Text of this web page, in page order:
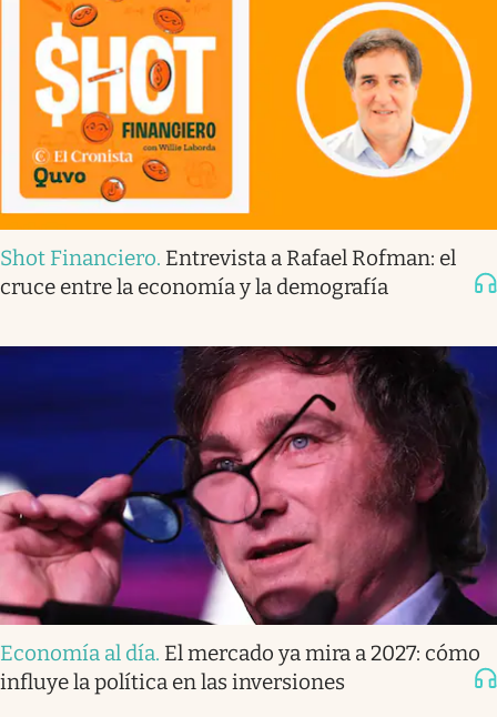
Shot Financiero. Entrevista a Rafael Rofman: el
cruce entre la economía y la demografía
Economía al día. El mercado ya mira a 2027: cómo
influye la política en las inversiones